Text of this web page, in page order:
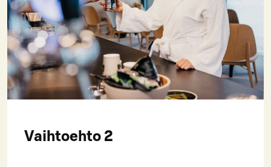
Vaihtoehto 2